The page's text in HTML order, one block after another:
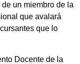
un miembro de la
que avalará
que lo
Docente de la